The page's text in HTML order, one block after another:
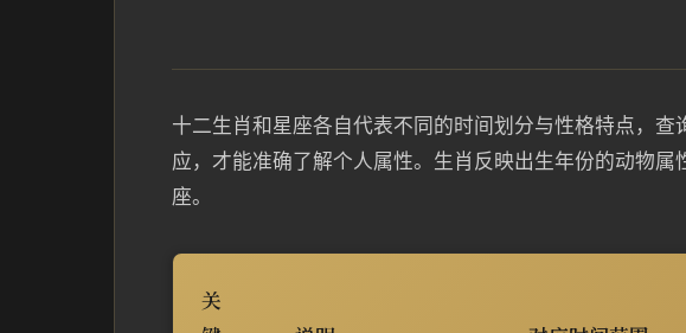
十二生肖和星座各自代表不同的时间划分与性格特点，
应，才能准确了解个人属性。生肖反映出生年份的动物属
座。
关